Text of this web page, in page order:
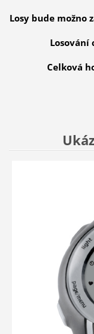
Losy bude možno
Losování
Celková